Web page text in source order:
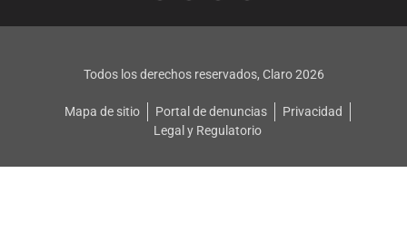
Todos los derechos reservados, Claro 2026
Mapa de sitio Portal de denuncias
Privacidad
Legal y Regulatorio